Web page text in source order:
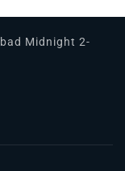
Midnight 2-